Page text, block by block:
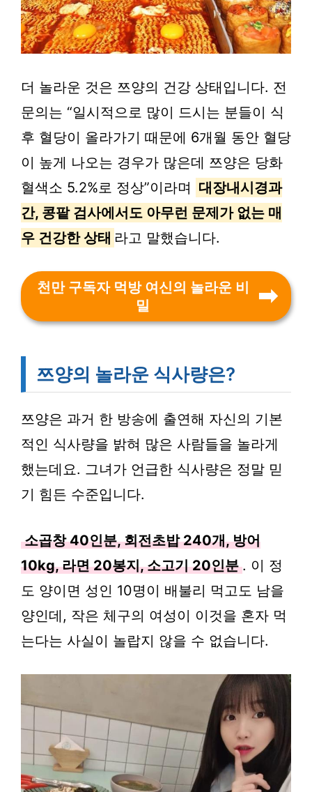
더 놀라운 것은 쯔양의 건강 상태입니다. 전
문의는 “일시적으로 많이 드시는 분들이 식
후 혈당이 올라가기 때문에 6개월 동안 혈당
이 높게 나오는 경우가 많은데 쯔양은 당화
혈색소 5.2%로 정상”이라며 대장내시경과
간, 콩팥 검사에서도 아무런 문제가 없는 매
우 건강한 상태 라고 말했습니다.
천만 구독자 먹방 여신의 놀라운 비
밀
쯔양의 놀라운 식사량은?
쯔양은 과거 한 방송에 출연해 자신의 기본
적인 식사량을 밝혀 많은 사람들을 놀라게
했는데요. 그녀가 언급한 식사량은 정말 믿
기 힘든 수준입니다.
소곱창 40인분, 회전초밥 240개, 방어
10kg, 라면 20봉지, 소고기 20인분 . 이 정
도 양이면 성인 10명이 배불리 먹고도 남을
양인데, 작은 체구의 여성이 이것을 혼자 먹
는다는 사실이 놀랍지 않을 수 없습니다.